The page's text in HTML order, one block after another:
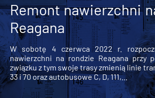
Remont nawierzchni
Reagana
W sobotę 4 czerwca 2022 r.
nawierzchni na rondzie Reagana przy
związku z tym swoje trasy zmienią linie
33 i 70 oraz autobusowe C, D, 111,...